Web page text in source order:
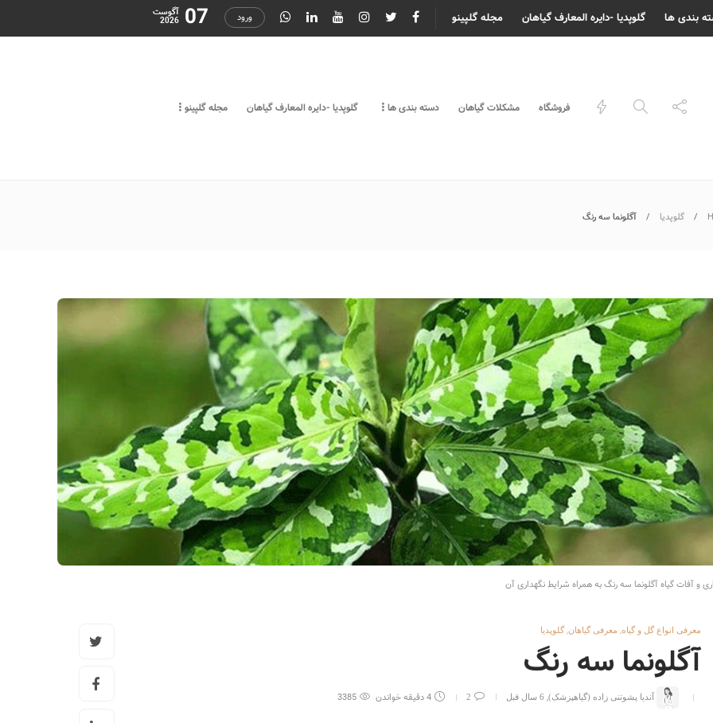
مجله گلپینو گلوپدیا -دایره المعارف گیاهان بندی ها ورود 07 آگوست
2026
مجله گلپینو گلوپدیا -دایره المعارف گیاهان دسته بندی ها مشکلات گیاهان فروشگاه
گلوپدیا آگلونما سه رنگ
و آفات گیاه آگلونما سه رنگ به همراه شرایط نگهداری آن
معرفی انواع گل و گیاه, معرفی گیاهان,گلوپدیا
آگلونما سه رنگ
آندیا پشوتنی زاده (گیاهپزشک), 6 سال قبل
گل برای عیادت بیمار
در رابطه با نگهداری از دسته گل
5769